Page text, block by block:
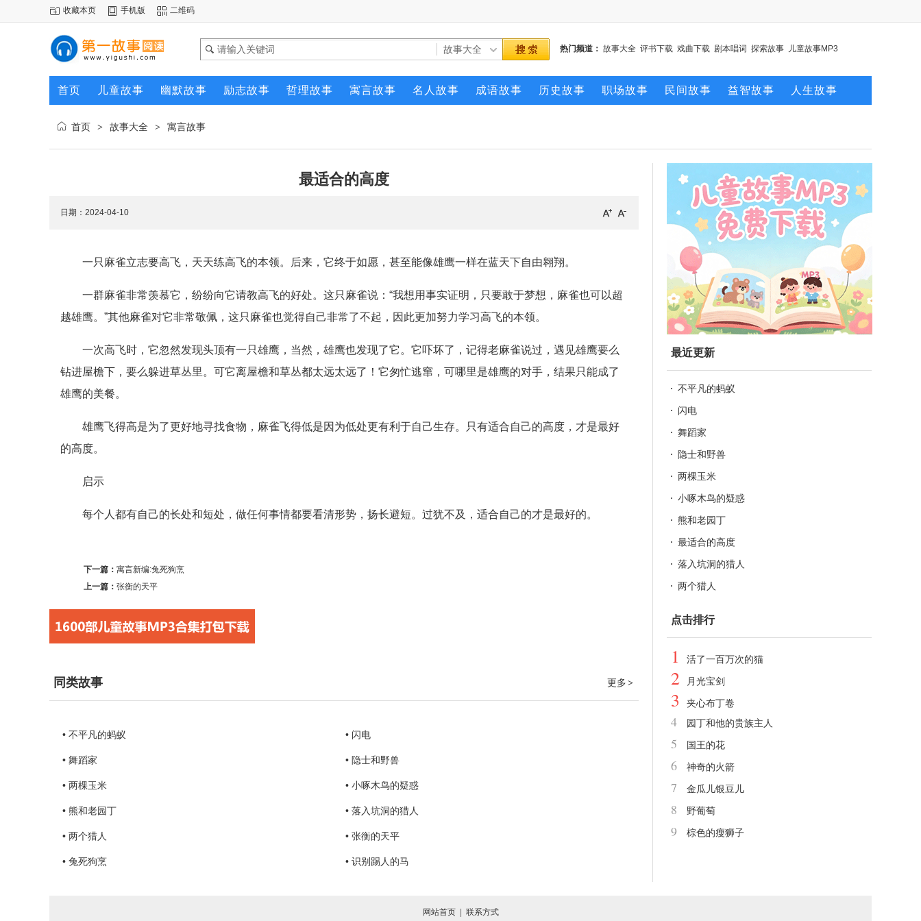
收藏本页 手机版 二维码
热门频道： 故事大全 评书下载 戏曲下载 剧本唱词 探索故事 儿童故事MP3
首页 儿童故事 幽默故事 励志故事 哲理故事 寓言故事 名人故事 成语故事 历史故事 职场故事 民间故事 益智故事 人生故事
首页 > 故事大全 > 寓言故事
最适合的高度
日期：2024-04-10
一只麻雀立志要高飞，天天练高飞的本领。后来，它终于如愿，甚至能像雄鹰一样在蓝天下自由翱翔。
一群麻雀非常羡慕它，纷纷向它请教高飞的好处。这只麻雀说：“我想用事实证明，只要敢于梦想，麻雀也可以超
越雄鹰。”其他麻雀对它非常敬佩，这只麻雀也觉得自己非常了不起，因此更加努力学习高飞的本领。
一次高飞时，它忽然发现头顶有一只雄鹰，当然，雄鹰也发现了它。它吓坏了，记得老麻雀说过，遇见雄鹰要么
钻进屋檐下，要么躲进草丛里。可它离屋檐和草丛都太远太远了！它匆忙逃窜，可哪里是雄鹰的对手，结果只能成了
雄鹰的美餐。
雄鹰飞得高是为了更好地寻找食物，麻雀飞得低是因为低处更有利于自己生存。只有适合自己的高度，才是最好
的高度。
启示
每个人都有自己的长处和短处，做任何事情都要看清形势，扬长避短。过犹不及，适合自己的才是最好的。
下一篇： 寓言新编:兔死狗烹
上一篇： 张衡的天平
更多 >
同类故事
• 不平凡的蚂蚁 • 闪电
• 舞蹈家 • 隐士和野兽
• 两棵玉米 • 小啄木鸟的疑惑
• 熊和老园丁 • 落入坑洞的猎人
• 两个猎人 • 张衡的天平
• 兔死狗烹 • 识别踢人的马
最近更新
不平凡的蚂蚁
闪电
舞蹈家
隐士和野兽
两棵玉米
小啄木鸟的疑惑
熊和老园丁
最适合的高度
落入坑洞的猎人
两个猎人
点击排行
1 活了一百万次的猫
2 月光宝剑
3 夹心布丁卷
4 园丁和他的贵族主人
5 国王的花
6 神奇的火箭
7 金瓜儿银豆儿
8 野葡萄
9 棕色的瘦狮子
网站首页| 联系方式